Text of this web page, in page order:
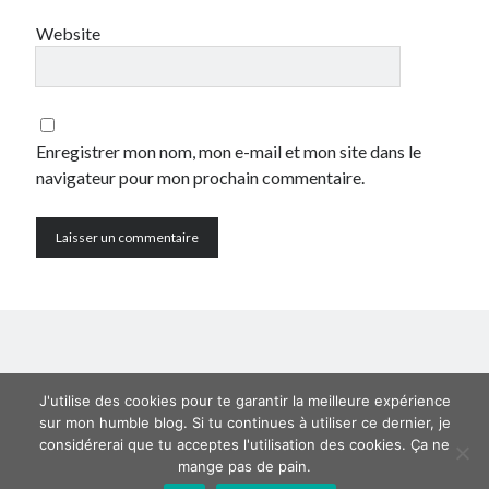
Catégories
Crypto-monnaie
eCommerce
Geek
Humour
McDonald's
musique
Non classé
Perso
Website
Enregistrer mon nom, mon e-mail et mon site dans le
navigateur pour mon prochain commentaire.
J'utilise des cookies pour te garantir la meilleure expérience
sur mon humble blog. Si tu continues à utiliser ce dernier, je
considérerai que tu acceptes l'utilisation des cookies. Ça ne
mange pas de pain.